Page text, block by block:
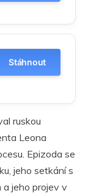
Stáhnout
ruskou
Leona
Epizoda se
jeho setkání s
a jeho projev v